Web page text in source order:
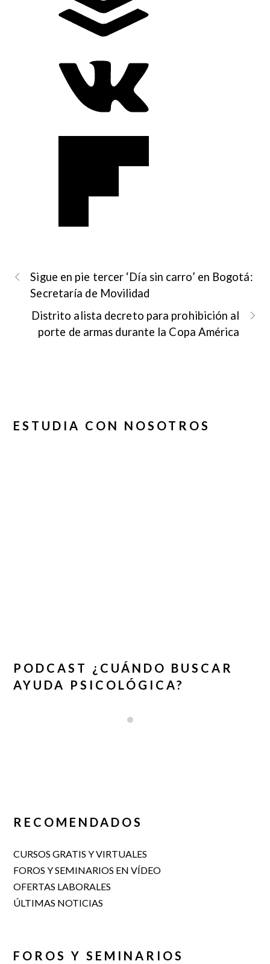
Sigue en pie tercer ‘Día sin carro’ en Bogotá:
Secretaría de Movilidad
Distrito alista decreto para prohibición al
porte de armas durante la Copa América
ESTUDIA CON NOSOTROS
PODCAST ¿CUÁNDO BUSCAR
AYUDA PSICOLÓGICA?
RECOMENDADOS
CURSOS GRATIS Y VIRTUALES
FOROS Y SEMINARIOS EN VÍDEO
OFERTAS LABORALES
ÚLTIMAS NOTICIAS
FOROS Y SEMINARIOS